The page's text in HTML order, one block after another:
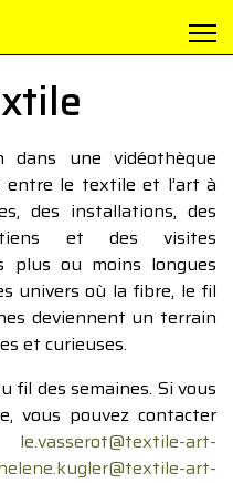
dans une vidéothèque
entre le textile et l’art à
des installations, des
et des visites
plus ou moins longues
univers où la fibre, le fil
deviennent un terrain
et curieuses.
fil des semaines. Si vous
vous pouvez contacter
le.vasserot@textile-art-
art-